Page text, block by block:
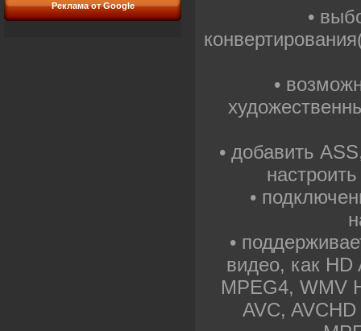
Реклама от Google
•
•
• добавить
•
•
видео, как
MPEG4, WMV
AVC,